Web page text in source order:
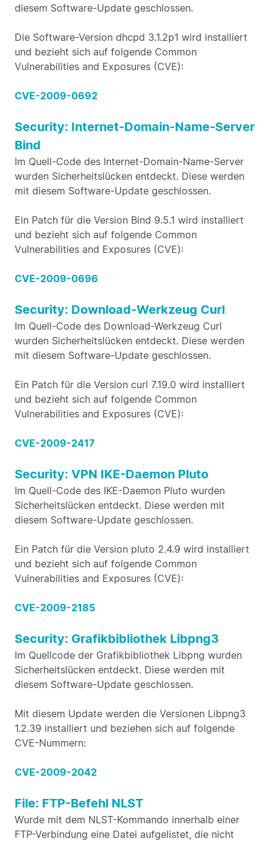
diesem Software-Update geschlossen.
Die Software-Version dhcpd 3.1.2p1 wird installiert
und bezieht sich auf folgende Common
Vulnerabilities and Exposures (CVE):
CVE-2009-0692
Security: Internet-Domain-Name-Server
Bind
Im Quell-Code des Internet-Domain-Name-Server
wurden Sicherheitslücken entdeckt. Diese werden
mit diesem Software-Update geschlossen.
Ein Patch für die Version Bind 9.5.1 wird installiert
und bezieht sich auf folgende Common
Vulnerabilities and Exposures (CVE):
CVE-2009-0696
Security: Download-Werkzeug Curl
Im Quell-Code des Download-Werkzeug Curl
wurden Sicherheitslücken entdeckt. Diese werden
mit diesem Software-Update geschlossen.
Ein Patch für die Version curl 7.19.0 wird installiert
und bezieht sich auf folgende Common
Vulnerabilities and Exposures (CVE):
CVE-2009-2417
Security: VPN IKE-Daemon Pluto
Im Quell-Code des IKE-Daemon Pluto wurden
Sicherheitslücken entdeckt. Diese werden mit
diesem Software-Update geschlossen.
Ein Patch für die Version pluto 2.4.9 wird installiert
und bezieht sich auf folgende Common
Vulnerabilities and Exposures (CVE):
CVE-2009-2185
Security: Grafikbibliothek Libpng3
Im Quellcode der Grafikbibliothek Libpng wurden
Sicherheitslücken entdeckt. Diese werden mit
diesem Software-Update geschlossen.
Mit diesem Update werden die Versionen Libpng3
1.2.39 installiert und beziehen sich auf folgende
CVE-Nummern:
CVE-2009-2042
File: FTP-Befehl NLST
Wurde mit dem NLST-Kommando innerhalb einer
FTP-Verbindung eine Datei aufgelistet, die nicht